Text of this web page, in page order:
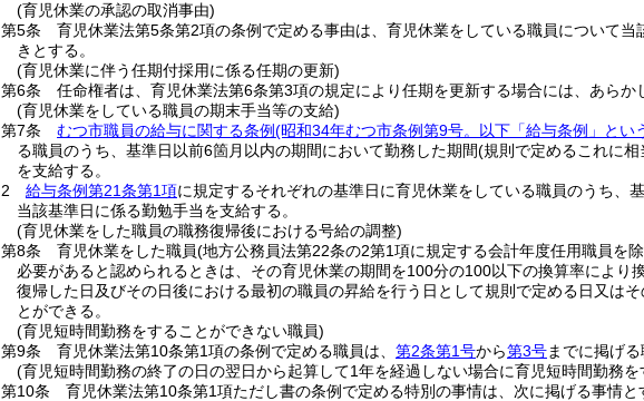
(育児休業の承認の取消事由)
第5条
育児休業法第5条第2項の条例で定める事由は、育児休業をしている職員について
きとする。
(育児休業に伴う任期付採用に係る任期の更新)
第6条
任命権者は、育児休業法第6条第3項の規定により任期を更新する場合には、あらか
(育児休業をしている職員の期末手当等の支給)
第7条
むつ市職員の給与に関する条例(昭和34年むつ市条例第9号。以下「給与条例」とい
る職員のうち、基準日以前6箇月以内の期間において勤務した期間(規則で定めるこれに
を支給する。
2
給与条例第21条第1項に規定するそれぞれの基準日に育児休業をしている職員のうち、
当該基準日に係る勤勉手当を支給する。
(育児休業をした職員の職務復帰後における号給の調整)
第8条
育児休業をした職員(地方公務員法第22条の2第1項に規定する会計年度任用職員を
必要があると認められるときは、その育児休業の期間を100分の100以下の換算率によ
復帰した日及びその日後における最初の職員の昇給を行う日として規則で定める日又は
とができる。
(育児短時間勤務をすることができない職員)
第9条
育児休業法第10条第1項の条例で定める職員は、 第2条第1号から第3号までに掲げる
(育児短時間勤務の終了の日の翌日から起算して1年を経過しない場合に育児短時間勤務
第10条
育児休業法第10条第1項ただし書の条例で定める特別の事情は、次に掲げる事情と